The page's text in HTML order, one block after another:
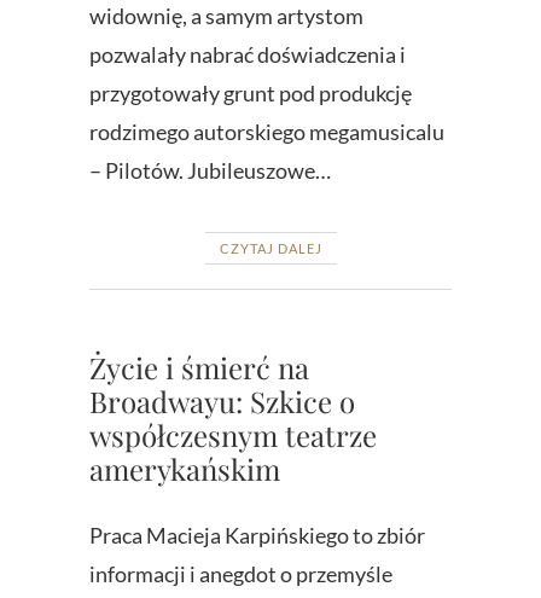
widownię, a samym artystom
pozwalały nabrać doświadczenia i
przygotowały grunt pod produkcję
rodzimego autorskiego megamusicalu
– Pilotów. Jubileuszowe…
CZYTAJ DALEJ
Życie i śmierć na
Broadwayu: Szkice o
współczesnym teatrze
amerykańskim
Praca Macieja Karpińskiego to zbiór
informacji i anegdot o przemyśle